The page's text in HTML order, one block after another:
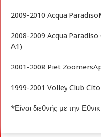
2009-2010 Acqua
2008-2009 Acqua
Α1)
2001-2008 Piet
1999-2001 Volley Club
*Είναι διεθνής με την